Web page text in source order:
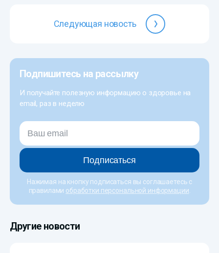
Следующая новость
Подпишитесь на рассылку
И получайте полезную информацию о здоровье на
email, раз в неделю
Подписаться
Нажимая на кнопку подписаться вы соглашаетесь с
правилами обработки персональной информации
Другие новости